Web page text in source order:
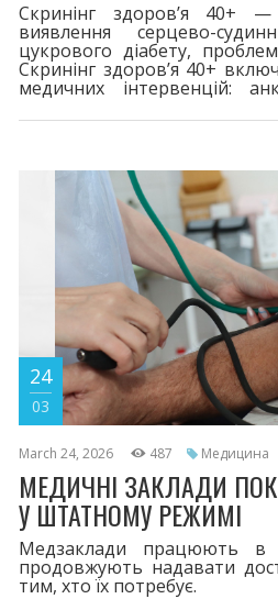
Скринінг здоровʼя 40+
виявлення серцево-
цукрового діабету,
Скринінг здоров’я 40+
медичних інтервенцій:
захворювань, ризику
серця, судин і нирок.
24
03
March 24, 2026 487 Медицина
МЕДИЧНІ ЗАКЛАДИ
У ШТАТНОМУ РЕЖИМІ
Медзаклади працюють в
продовжують надавати
тим, хто їх потребує.